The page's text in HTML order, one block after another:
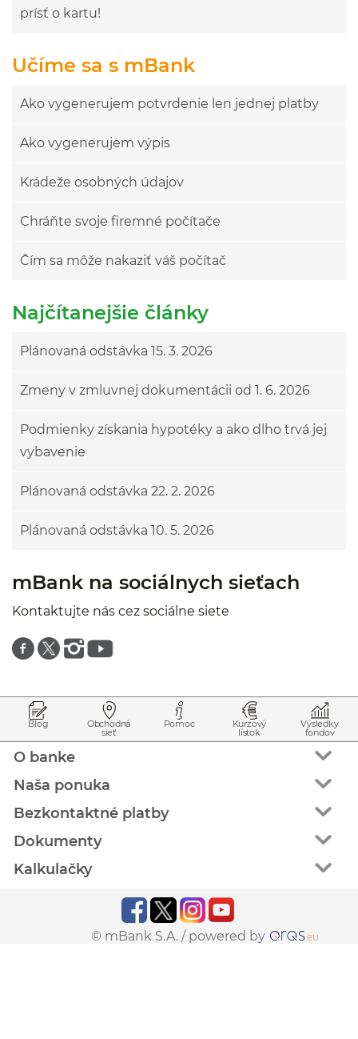
prísť o kartu!
Učíme sa s mBank
Ako vygenerujem potvrdenie len jednej platby
Ako vygenerujem výpis
Krádeže osobných údajov
Chráňte svoje firemné počítače
Čím sa môže nakaziť váš počítač
Najčítanejšie články
Plánovaná odstávka 15. 3. 2026
Zmeny v zmluvnej dokumentácii od 1. 6. 2026
Podmienky získania hypotéky a ako dlho trvá jej
vybavenie
Plánovaná odstávka 22. 2. 2026
Plánovaná odstávka 10. 5. 2026
mBank na sociálnych sieťach
Kontaktujte nás cez sociálne siete
Znajdź nas na facebooku
Znajdź nas na twitterze
Znajdź nas na instagramie
Znajdź nas na youtube
Blog Obchodná
sieť
Pomoc Kurzový
lístok
Výsledky
fondov
O banke
Naša ponuka
Bezkontaktné platby
Dokumenty
Kalkulačky
© mBank S.A. / powered by